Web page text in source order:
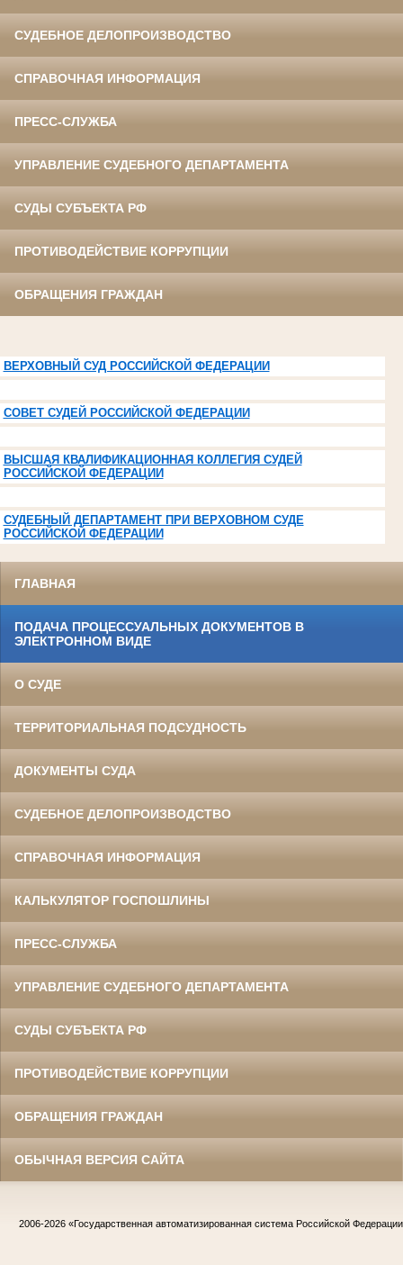
СУДЕБНОЕ ДЕЛОПРОИЗВОДСТВО
СПРАВОЧНАЯ ИНФОРМАЦИЯ
ПРЕСС-СЛУЖБА
УПРАВЛЕНИЕ СУДЕБНОГО ДЕПАРТАМЕНТА
СУДЫ СУБЪЕКТА РФ
ПРОТИВОДЕЙСТВИЕ КОРРУПЦИИ
ОБРАЩЕНИЯ ГРАЖДАН
ВЕРХОВНЫЙ СУД РОССИЙСКОЙ ФЕДЕРАЦИИ
СОВЕТ СУДЕЙ РОССИЙСКОЙ ФЕДЕРАЦИИ
ВЫСШАЯ КВАЛИФИКАЦИОННАЯ КОЛЛЕГИЯ СУДЕЙ
РОССИЙСКОЙ ФЕДЕРАЦИИ
СУДЕБНЫЙ ДЕПАРТАМЕНТ ПРИ ВЕРХОВНОМ СУДЕ
РОССИЙСКОЙ ФЕДЕРАЦИИ
ГЛАВНАЯ
ПОДАЧА ПРОЦЕССУАЛЬНЫХ ДОКУМЕНТОВ В
ЭЛЕКТРОННОМ ВИДЕ
О СУДЕ
ТЕРРИТОРИАЛЬНАЯ ПОДСУДНОСТЬ
ДОКУМЕНТЫ СУДА
СУДЕБНОЕ ДЕЛОПРОИЗВОДСТВО
СПРАВОЧНАЯ ИНФОРМАЦИЯ
КАЛЬКУЛЯТОР ГОСПОШЛИНЫ
ПРЕСС-СЛУЖБА
УПРАВЛЕНИЕ СУДЕБНОГО ДЕПАРТАМЕНТА
СУДЫ СУБЪЕКТА РФ
ПРОТИВОДЕЙСТВИЕ КОРРУПЦИИ
ОБРАЩЕНИЯ ГРАЖДАН
ОБЫЧНАЯ ВЕРСИЯ САЙТА
2006-2026 «Государственная автоматизированная система Российской